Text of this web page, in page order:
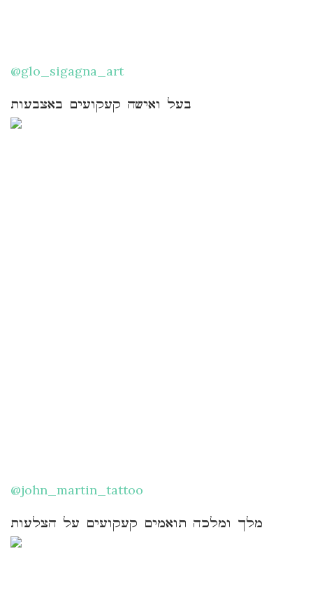
@glo_sigagna_art
בעל ואישה קעקועים באצבעות
@john_martin_tattoo
מלך ומלכה תואמים קעקועים על הצלעות